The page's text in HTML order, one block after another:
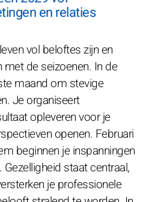
en relaties
vol beloftes zijn en
de seizoenen. In de
maand om stevige
Je organiseert
opleveren voor je
openen. Februari
beginnen je inspanningen
staat centraal,
je professionele